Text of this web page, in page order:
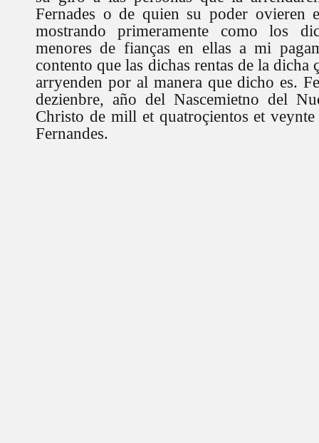
Fernades o de quien su poder ovieren
mostrando primeramente como los
menores de fianças en ellas a mi
contento que las dichas rentas de la dicha
arryenden por al manera que dicho es.
dezienbre, año del Nascemietno del
Christo de mill et quatroçientos et
Fernandes.